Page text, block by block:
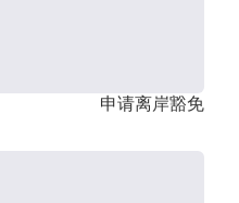
申请离岸豁免